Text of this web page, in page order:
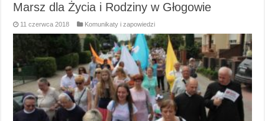
Marsz dla Życia i Rodziny w Głogowie
11 czerwca 2018 Komunikaty i zapowiedzi